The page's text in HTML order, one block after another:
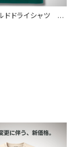
ドドライシャツ ア